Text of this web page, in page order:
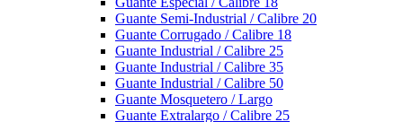
Guante Semi-Industrial / Calibre 20
Guante Corrugado / Calibre 18
Guante Industrial / Calibre 25
Guante Industrial / Calibre 35
Guante Industrial / Calibre 50
Guante Mosquetero / Largo
Guante Extralargo / Calibre 25